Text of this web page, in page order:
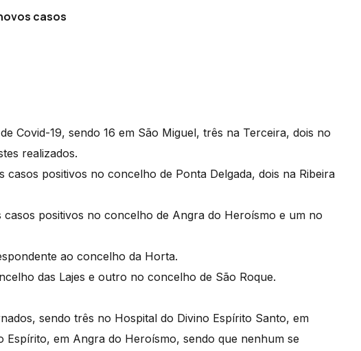
casos
Covid-19, sendo 16 em São Miguel, três na Terceira, dois no
realizados.
casos positivos no concelho de Ponta Delgada, dois na Ribeira
positivos no concelho de Angra do Heroísmo e um no
ao concelho da Horta.
das Lajes e outro no concelho de São Roque.
sendo três no Hospital do Divino Espírito Santo, em
Espírito, em Angra do Heroísmo, sendo que nenhum se